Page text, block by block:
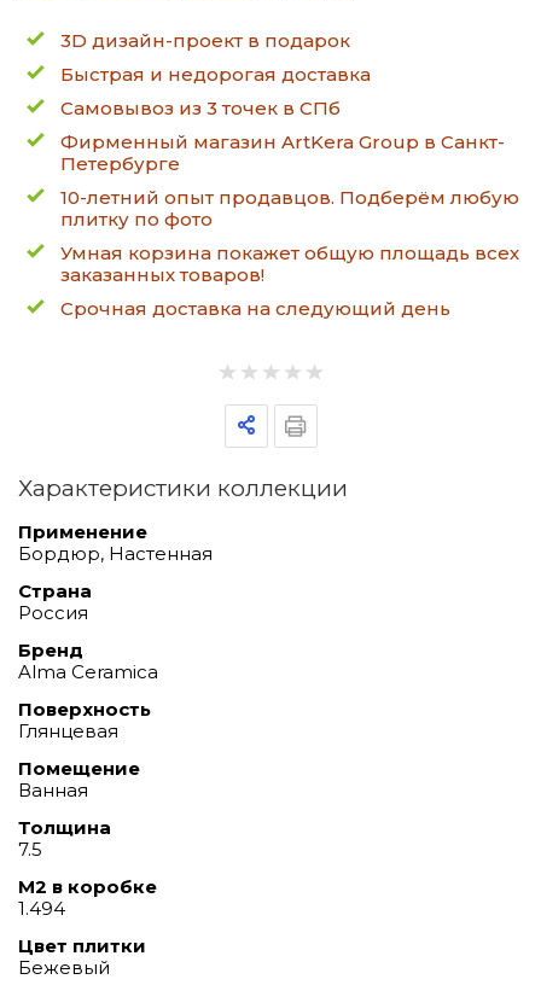
3D дизайн-проект в подарок
Быстрая и недорогая доставка
Самовывоз из 3 точек в СПб
Фирменный магазин ArtKera Group в Санкт-
Петербурге
10-летний опыт продавцов. Подберём любую
плитку по фото
Умная корзина покажет общую площадь всех
заказанных товаров!
Срочная доставка на следующий день
Характеристики коллекции
Применение
Бордюр, Настенная
Страна
Россия
Бренд
Alma Ceramica
Поверхность
Глянцевая
Помещение
Ванная
Толщина
7.5
М2 в коробке
1.494
Цвет плитки
Бежевый